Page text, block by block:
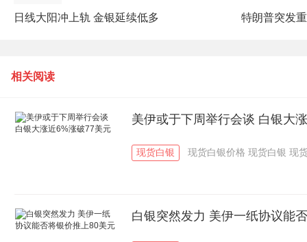
日线大阳冲上轨 金银延续低多 特朗普突发
相关阅读
美伊或于下周举行会谈 白银大
现货白银 现货白银价格 现货白银 现
白银突然发力 美伊一纸协议能